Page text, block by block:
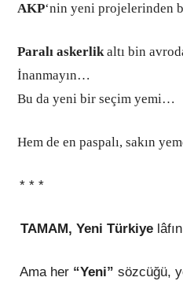
AKP‘nin yeni projelerinden
Paralı askerlikaltı bin
İnanmayın…
Bu da yeni bir seçim yemi…
Hem de en paspalı, sakın
* * *
TAMAM, Yeni Türkiye
Ama her “Yeni” sözcüğü,